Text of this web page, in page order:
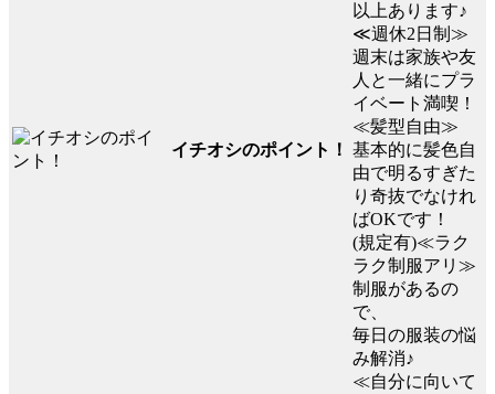
イチオシのポイント！
以上あります♪
≪週休2日制≫
週末は家族や友
人と一緒にプラ
イベート満喫！
≪髪型自由≫
基本的に髪色自
由で明るすぎた
り奇抜でなけれ
ばOKです！
(規定有)≪ラク
ラク制服アリ≫
制服があるの
で、
毎日の服装の悩
み解消♪
≪自分に向いて